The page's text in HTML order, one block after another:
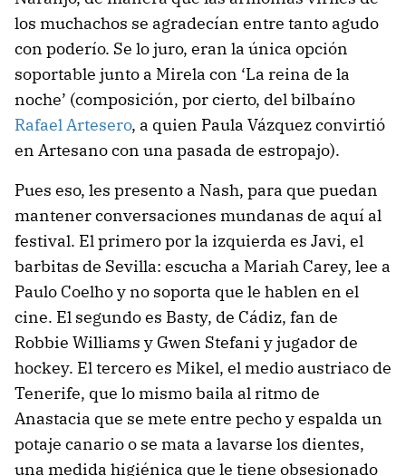
los muchachos se agradecían entre tanto agudo
con poderío. Se lo juro, eran la única opción
soportable junto a Mirela con ‘La reina de la
noche’ (composición, por cierto, del bilbaíno
Rafael Artesero, a quien Paula Vázquez convirtió
en Artesano con una pasada de estropajo).
Pues eso, les presento a Nash, para que puedan
mantener conversaciones mundanas de aquí al
festival. El primero por la izquierda es Javi, el
barbitas de Sevilla: escucha a Mariah Carey, lee a
Paulo Coelho y no soporta que le hablen en el
cine. El segundo es Basty, de Cádiz, fan de
Robbie Williams y Gwen Stefani y jugador de
hockey. El tercero es Mikel, el medio austriaco de
Tenerife, que lo mismo baila al ritmo de
Anastacia que se mete entre pecho y espalda un
potaje canario o se mata a lavarse los dientes,
una medida higiénica que le tiene obsesionado